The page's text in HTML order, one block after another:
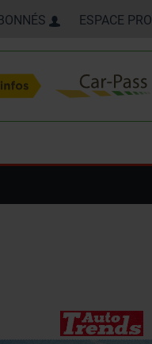
ESPACE PRO